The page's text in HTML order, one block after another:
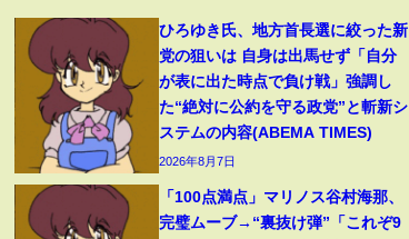
ひろゆき氏、地方首長選に絞った新
党の狙いは 自身は出馬せず「自分
が表に出た時点で負け戦」強調し
た“絶対に公約を守る政党”と斬新シ
ステムの内容(ABEMA TIMES)
2026年8月7日
「100点満点」マリノス谷村海那、
完璧ムーブ→“裏抜け弾”「これぞ9